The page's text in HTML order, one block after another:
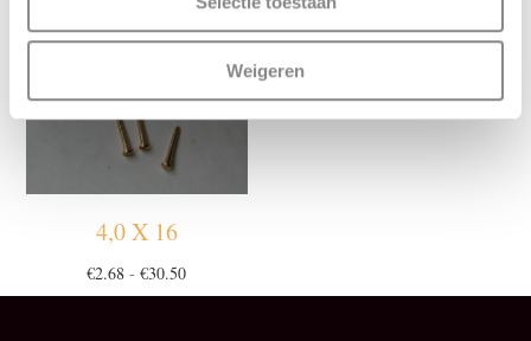
Weigeren
4,0 X 16
€2.68 - €30.50Prijsklasse:
€2.68